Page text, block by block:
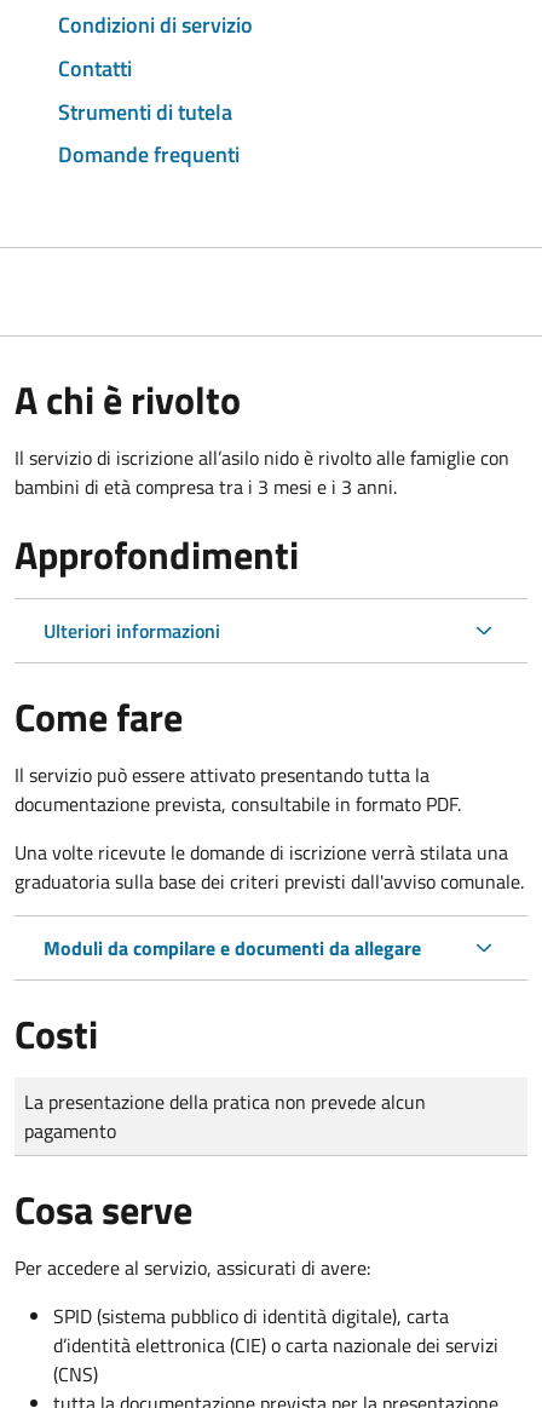
Condizioni di servizio
Contatti
Strumenti di tutela
Domande frequenti
A chi è rivolto
Il servizio di iscrizione all’asilo nido è rivolto alle famiglie con
bambini di età compresa tra i 3 mesi e i 3 anni.
Approfondimenti
Ulteriori informazioni
Come fare
Il servizio può essere attivato presentando tutta la
documentazione prevista, consultabile in formato PDF.
Una volte ricevute le domande di iscrizione verrà stilata una
graduatoria sulla base dei criteri previsti dall'avviso comunale.
Moduli da compilare e documenti da allegare
Costi
Tipo di pagamento
Importo
La presentazione della pratica non prevede alcun
pagamento
Cosa serve
Per accedere al servizio, assicurati di avere:
SPID (sistema pubblico di identità digitale), carta
d’identità elettronica (CIE) o carta nazionale dei servizi
(CNS)